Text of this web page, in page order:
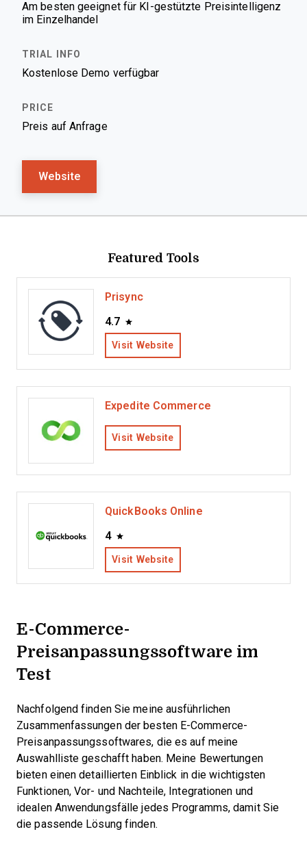
Am besten geeignet für KI-gestützte Preisintelligenz
im Einzelhandel
Kostenlose Demo verfügbar
Preis auf Anfrage
Website
Featured Tools
Prisync
4.7
Visit Website
Expedite Commerce
Visit Website
QuickBooks Online
4
Visit Website
E-Commerce-
Preisanpassungssoftware im
Test
Nachfolgend finden Sie meine ausführlichen
Zusammenfassungen der besten E-Commerce-
Preisanpassungssoftwares, die es auf meine
Auswahlliste geschafft haben. Meine Bewertungen
bieten einen detaillierten Einblick in die wichtigsten
Funktionen, Vor- und Nachteile, Integrationen und
idealen Anwendungsfälle jedes Programms, damit Sie
die passende Lösung finden.